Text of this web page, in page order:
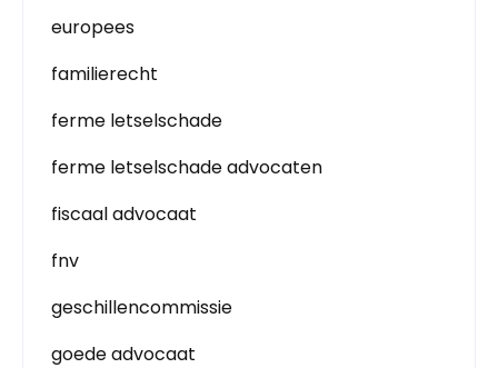
europees
familierecht
ferme letselschade
ferme letselschade advocaten
fiscaal advocaat
fnv
geschillencommissie
goede advocaat